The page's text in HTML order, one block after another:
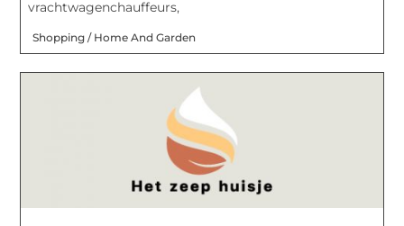
vrachtwagenchauffeurs,
Shopping / Home And Garden